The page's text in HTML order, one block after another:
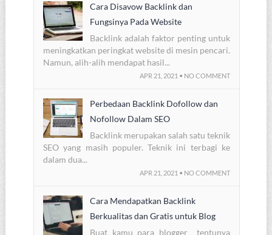
Cara Disavow Backlink dan
Fungsinya Pada Website
Backlink adalah faktor penting untuk
meningkatkan peringkat website di mesin pencari.
Namun, alih-alih mendapat hasil...
APR 21, 2021 • NO COMMENT
Perbedaan Backlink Dofollow dan
Nofollow Dalam SEO
Backlink merupakan salah satu teknik
SEO yang masih populer. Teknik ini terbagi ke
dalam dua...
APR 21, 2021 • NO COMMENT
Cara Mendapatkan Backlink
Berkualitas dan Gratis untuk Blog
Buat kamu para blogger tentunya